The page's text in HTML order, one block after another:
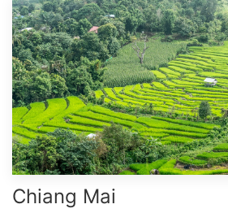
Chiang Mai